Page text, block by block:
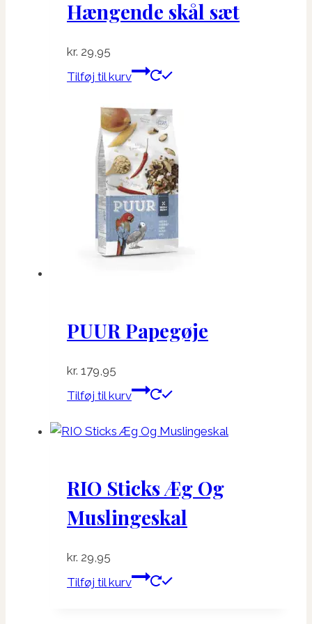
Hængende skål sæt
kr. 29,95
Tilføj til kurv
PUUR Papegøje
kr. 179,95
Tilføj til kurv
RIO Sticks Æg Og
Muslingeskal
kr. 29,95
Tilføj til kurv